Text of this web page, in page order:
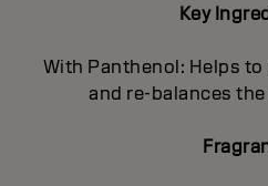
Key
With Panthenol: Helps
and re-balances